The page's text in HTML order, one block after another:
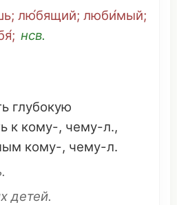
лю́бящий; люби́мый;
нсв.
глубокую
к кому-, чему-л.,
кому-, чему-л.
.
детей.